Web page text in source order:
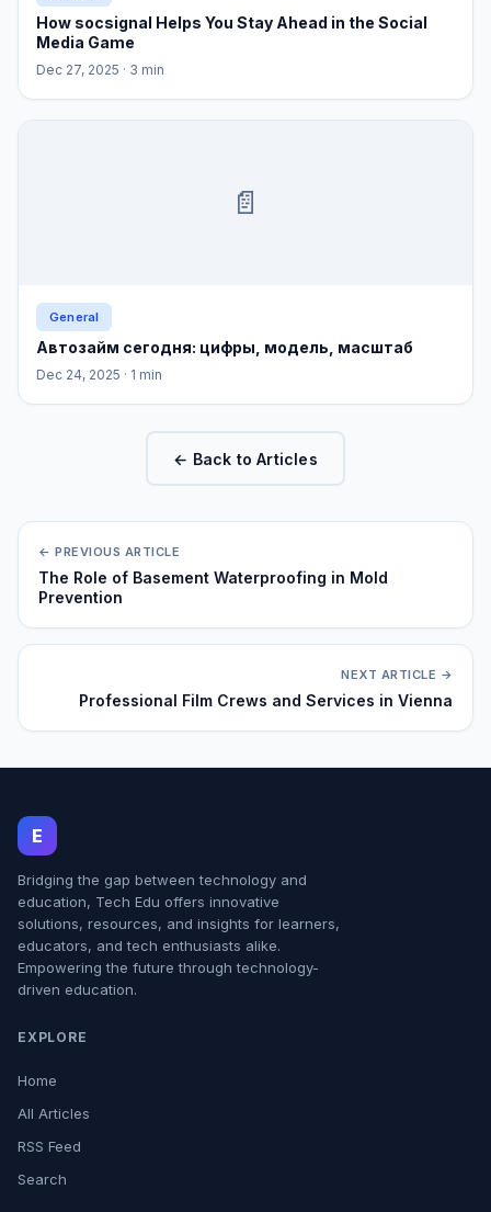
How socsignal Helps You Stay Ahead in the Social
Media Game
Dec 27, 2025 · 3 min
📄
General
Автозайм сегодня: цифры, модель, масштаб
Dec 24, 2025 · 1 min
← Back to Articles
← PREVIOUS ARTICLE
The Role of Basement Waterproofing in Mold
Prevention
NEXT ARTICLE →
Professional Film Crews and Services in Vienna
E
Bridging the gap between technology and
education, Tech Edu offers innovative
solutions, resources, and insights for learners,
educators, and tech enthusiasts alike.
Empowering the future through technology-
driven education.
EXPLORE
Home
All Articles
RSS Feed
Search